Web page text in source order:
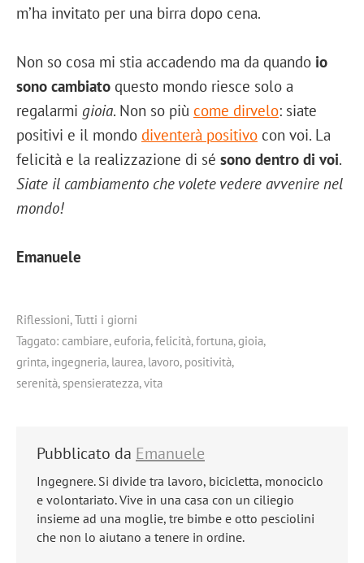
m’ha invitato per una birra dopo cena.
Non so cosa mi stia accadendo ma da quando io
sono cambiato questo mondo riesce solo a
regalarmi gioia. Non so più come dirvelo: siate
positivi e il mondo diventerà positivo con voi. La
felicità e la realizzazione di sé sono dentro di voi.
Siate il cambiamento che volete vedere avvenire nel
mondo!
Emanuele
Riflessioni,Tutti i giorni
Taggato: cambiare,euforia,felicità,fortuna,gioia,
grinta, ingegneria, laurea, lavoro, positività,
serenità,spensieratezza,vita
Pubblicato da Emanuele
Ingegnere. Si divide tra lavoro, bicicletta, monociclo
e volontariato. Vive in una casa con un ciliegio
insieme ad una moglie, tre bimbe e otto pesciolini
che non lo aiutano a tenere in ordine.